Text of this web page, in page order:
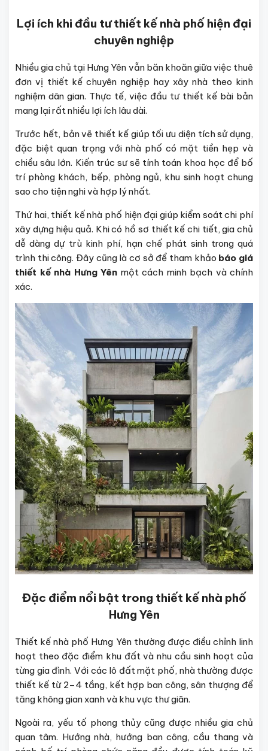
Lợi ích khi đầu tư thiết kế nhà phố hiện đại
chuyên nghiệp
Nhiều gia chủ tại Hưng Yên vẫn băn khoăn giữa việc thuê
đơn vị thiết kế chuyên nghiệp hay xây nhà theo kinh
nghiệm dân gian. Thực tế, việc đầu tư thiết kế bài bản
mang lại rất nhiều lợi ích lâu dài.
Trước hết, bản vẽ thiết kế giúp tối ưu diện tích sử dụng,
đặc biệt quan trọng với nhà phố có mặt tiền hẹp và
chiều sâu lớn. Kiến trúc sư sẽ tính toán khoa học để bố
trí phòng khách, bếp, phòng ngủ, khu sinh hoạt chung
sao cho tiện nghi và hợp lý nhất.
Thứ hai, thiết kế nhà phố hiện đại giúp kiểm soát chi phí
xây dựng hiệu quả. Khi có hồ sơ thiết kế chi tiết, gia chủ
dễ dàng dự trù kinh phí, hạn chế phát sinh trong quá
trình thi công. Đây cũng là cơ sở để tham khảo báo giá
thiết kế nhà Hưng Yên một cách minh bạch và chính
xác.
Đặc điểm nổi bật trong thiết kế nhà phố
Hưng Yên
Thiết kế nhà phố Hưng Yên thường được điều chỉnh linh
hoạt theo đặc điểm khu đất và nhu cầu sinh hoạt của
từng gia đình. Với các lô đất mặt phố, nhà thường được
thiết kế từ 2–4 tầng, kết hợp ban công, sân thượng để
tăng không gian xanh và khu vực thư giãn.
Ngoài ra, yếu tố phong thủy cũng được nhiều gia chủ
quan tâm. Hướng nhà, hướng ban công, cầu thang và